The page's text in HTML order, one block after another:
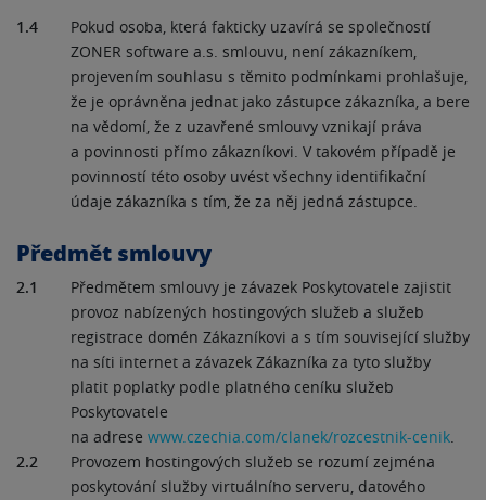
1.4
Pokud osoba, která fakticky uzavírá se společností
ZONER software a.s. smlouvu, není zákazníkem,
projevením souhlasu s těmito podmínkami prohlašuje,
že je oprávněna jednat jako zástupce zákazníka, a bere
na vědomí, že z uzavřené smlouvy vznikají práva
a povinnosti přímo zákazníkovi. V takovém případě je
povinností této osoby uvést všechny identifikační
údaje zákazníka s tím, že za něj jedná zástupce.
Předmět smlouvy
2.1
Předmětem smlouvy je závazek Poskytovatele zajistit
provoz nabízených hostingových služeb a služeb
registrace domén Zákazníkovi a s tím související služby
na síti internet a závazek Zákazníka za tyto služby
platit poplatky podle platného ceníku služeb
Poskytovatele
na adrese www.czechia.com/clanek/rozcestnik-cenik.
2.2
Provozem hostingových služeb se rozumí zejména
poskytování služby virtuálního serveru, datového